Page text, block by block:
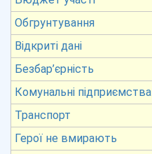
Обгрунтування
Відкриті дані
Безбар’єрність
Комунальні підприємства
Транспорт
Герої не вмирають